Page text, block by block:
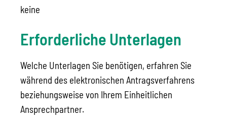
keine
Erforderliche Unterlagen
Welche Unterlagen Sie benötigen, erfahren Sie
während des elektronischen Antragsverfahrens
beziehungsweise von Ihrem Einheitlichen
Ansprechpartner.